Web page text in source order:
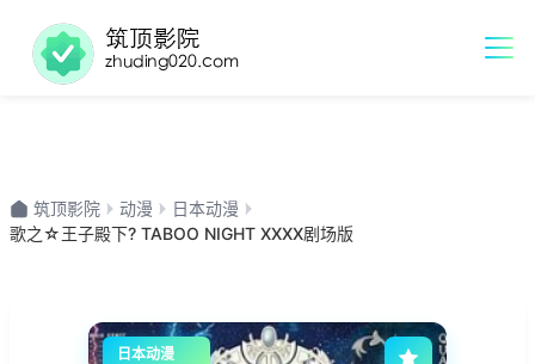
筑顶影院 动漫
日本动漫
歌之☆王子殿下? TABOO NIGHT XXXX剧场版
日本动漫